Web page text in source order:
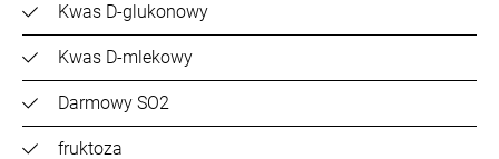
Kwas D-glukonowy
Kwas D-mlekowy
Darmowy SO2
fruktoza